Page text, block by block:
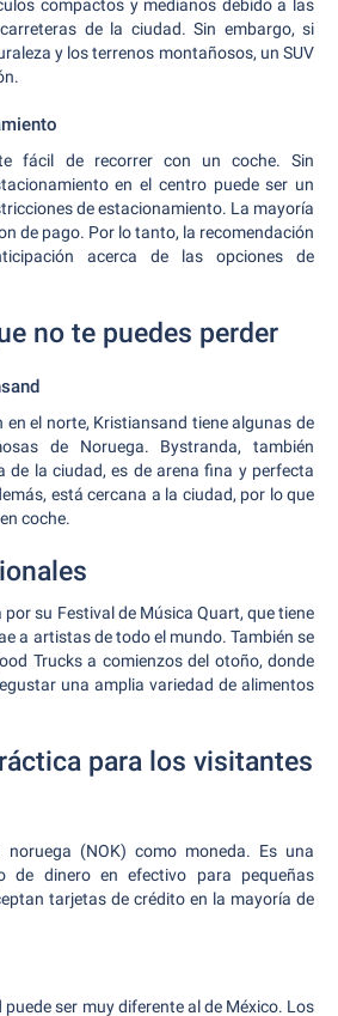
compactos y medianos debido a las
de la ciudad. Sin embargo, si
y los terrenos montañosos, un SUV
fácil de recorrer con un coche. Sin
en el centro puede ser un
de estacionamiento. La mayoría
de pago. Por lo tanto, la recomendación
acerca de las opciones de
no te puedes perder
en el norte, Kristiansand tiene algunas de
de Noruega. Bystranda, también
de la ciudad, es de arena fina y perfecta
está cercana a la ciudad, por lo que
coche.
su Festival de Música Quart, que tiene
a artistas de todo el mundo. También se
Trucks a comienzos del otoño, donde
una amplia variedad de alimentos
para los visitantes
(NOK) como moneda. Es una
de dinero en efectivo para pequeñas
tarjetas de crédito en la mayoría de
ser muy diferente al de México. Los